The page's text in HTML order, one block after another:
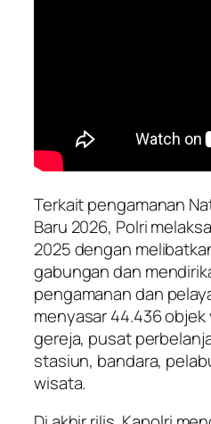
Terkait pengamanan
Baru 2026, Polri
2025 dengan
gabungan dan
pengamanan dan
menyasar 44.436
gereja, pusat
stasiun, bandara,
wisata.